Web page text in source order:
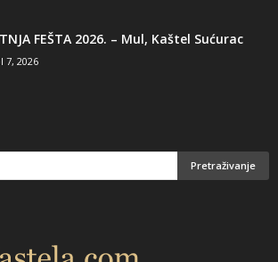
FEŠTA 2026. – Mul, Kaštel Sućurac
7, 2026